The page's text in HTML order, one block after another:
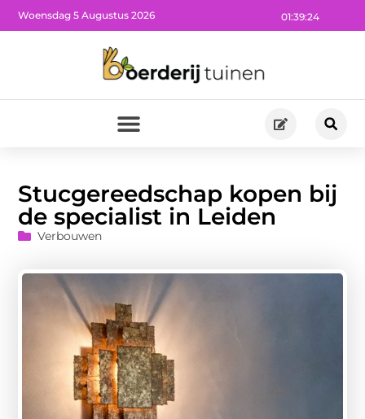
01:39:25
Woensdag 5 Augustus 2026
Stucgereedschap kopen bij
de specialist in Leiden
Verbouwen